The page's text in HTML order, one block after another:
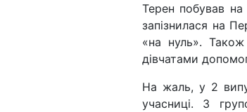
Терен побував на
запізнилася на
«на нуль». Також
дівчатами
На жаль, у 2
учасниці. З